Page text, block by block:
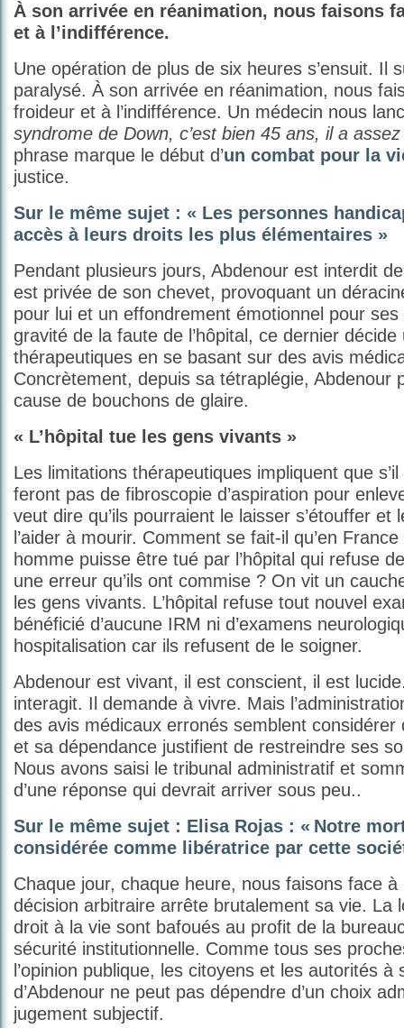
À son arrivée en réanimation, nous faisons
et à l’indifférence.
Une opération de plus de six heures s’ensuit. Il
paralysé. À son arrivée en réanimation, nous
froideur et à l’indifférence. Un médecin nous
syndrome de Down, c’est bien 45 ans, il a
phrase marque le début d’un combat pour la
justice.
Sur le même sujet : « Les personnes
accès à leurs droits les plus élémentaires »
Pendant plusieurs jours, Abdenour est interdit
est privée de son chevet, provoquant un
pour lui et un effondrement émotionnel pour
gravité de la faute de l’hôpital, ce dernier
thérapeutiques en se basant sur des avis
Concrètement, depuis sa tétraplégie, Abdenour
cause de bouchons de glaire.
« L’hôpital tue les gens vivants »
Les limitations thérapeutiques impliquent que s’il
feront pas de fibroscopie d’aspiration pour
veut dire qu’ils pourraient le laisser s’étouffer et
l’aider à mourir. Comment se fait-il qu’en
homme puisse être tué par l’hôpital qui refuse
une erreur qu’ils ont commise ? On vit un
les gens vivants. L’hôpital refuse tout nouvel
bénéficié d’aucune IRM ni d’examens
hospitalisation car ils refusent de le soigner.
Abdenour est vivant, il est conscient, il est
interagit. Il demande à vivre. Mais
des avis médicaux erronés semblent considérer
et sa dépendance justifient de restreindre ses
Nous avons saisi le tribunal administratif et
d’une réponse qui devrait arriver sous peu..
Sur le même sujet : Elisa Rojas : « Notre
considérée comme libératrice par cette
Chaque jour, chaque heure, nous faisons face à
décision arbitraire arrête brutalement sa vie. La
droit à la vie sont bafoués au profit de la
sécurité institutionnelle. Comme tous ses
l’opinion publique, les citoyens et les autorités à
d’Abdenour ne peut pas dépendre d’un choix
jugement subjectif.